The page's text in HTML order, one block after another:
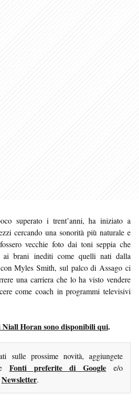
superato i trent’anni, ha iniziato a
cercando una sonorità più naturale e
vecchie foto dai toni seppia che
ai brani inediti come quelli nati dalla
Myles Smith, sul palco di Assago ci
una carriera che lo ha visto vendere
come coach in programmi televisivi
Horan sono disponibili qui.
sulle prossime novità, aggiungete
Fonti preferite di Google e/o
Newsletter.